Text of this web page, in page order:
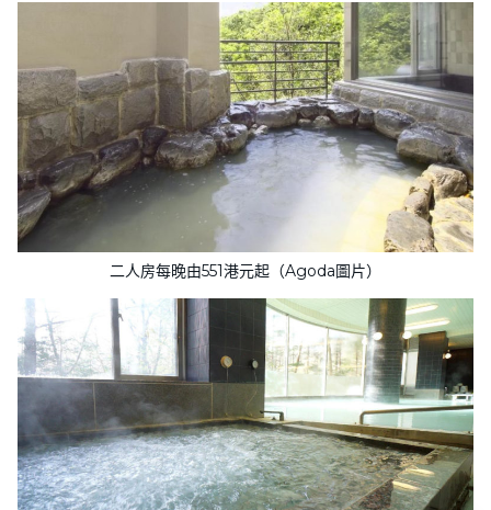
二人房每晚由551港元起（Agoda圖片）